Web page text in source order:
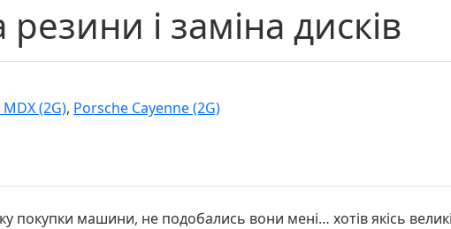
і заміна дисків
(2G), Porsche Cayenne (2G)
покупки машини, не подобались вони мені… хотів якісь